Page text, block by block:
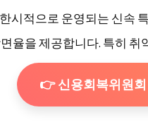
한시적으로 운영되는 신속
율을 제공합니다. 특히
👉 신용회복위원